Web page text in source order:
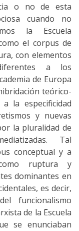
o no de esta
cuando no
la Escuela
el corpus de
con elementos
a los
de Europa
teórico-
la especificidad
y nuevas
la pluralidad de
Tal
conceptual y a
ruptura y
dominantes en
es decir,
funcionalismo
de la Escuela
se enunciaban